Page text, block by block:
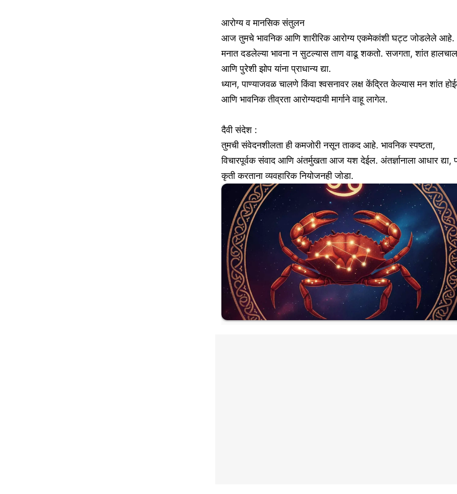
आरोग्य व मानसिक संतुलन
आज तुमचे भावनिक आणि शारीरिक आरोग्य एकमेकांशी घट्ट जोडलेले आहे.
मनात दडलेल्या भावना न सुटल्यास ताण वाढू शकतो. सजगता, शांत हालचाल
आणि पुरेशी झोप यांना प्राधान्य द्या.
ध्यान, पाण्याजवळ चालणे किंवा श्वसनावर लक्ष केंद्रित केल्यास मन शांत
आणि भावनिक तीव्रता आरोग्यदायी मार्गाने वाहू लागेल.
दैवी संदेश :
तुमची संवेदनशीलता ही कमजोरी नसून ताकद आहे. भावनिक स्पष्टता,
विचारपूर्वक संवाद आणि अंतर्मुखता आज यश देईल. अंतर्ज्ञानाला आधार द्या,
कृती करताना व्यवहारिक नियोजनही जोडा.